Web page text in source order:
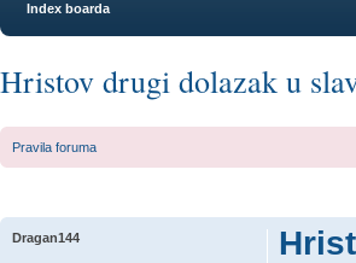
Index boarda
Hristov drugi dolazak u
Pravila foruma
Dragan144